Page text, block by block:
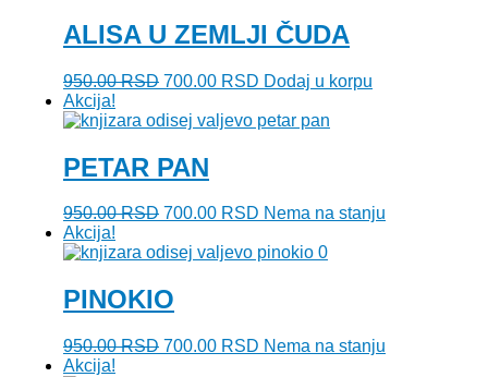
2,950.00 RSD.
ALISA U ZEMLJI ČUDA
950.00RSD Originalna
je
950.00 RSD.
700.00 RSD Trenutna
je:
Dodaj u korpu
Akcija!
PETAR PAN
950.00RSD Originalna
je
950.00 RSD.
700.00 RSD Trenutna
je:
Nema na stanju
Akcija!
PINOKIO
950.00RSD Originalna
700.00 RSD Trenutna
Nema na stanju
Akcija!